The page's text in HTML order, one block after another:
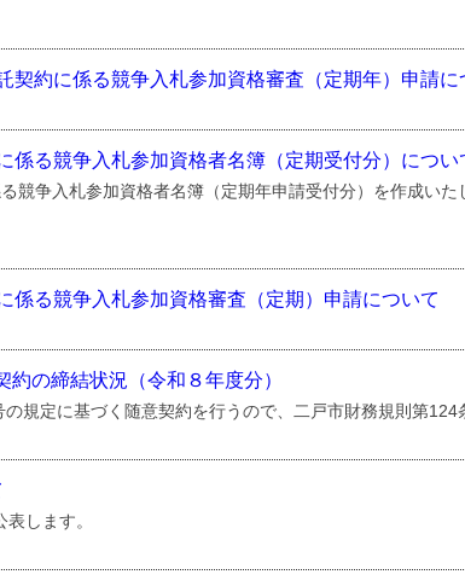
契約に係る競争入札参加資格審査（定期年）申請に
係る競争入札参加資格者名簿（定期受付分）につい
競争入札参加資格者名簿（定期年申請受付分）を作成い
係る競争入札参加資格審査（定期）申請について
の締結状況（令和８年度分）
規定に基づく随意契約を行うので、二戸市財務規則第124
します。